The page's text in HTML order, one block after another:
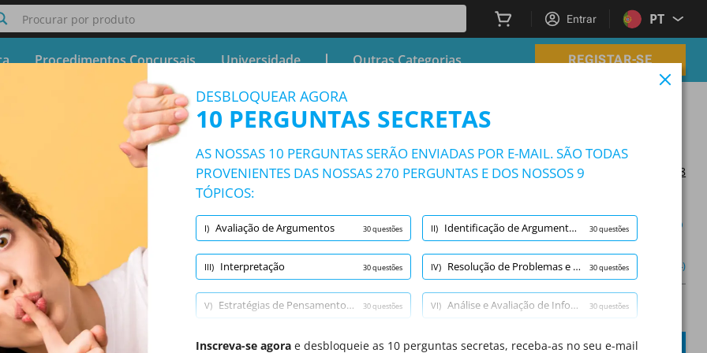
Procurar por produto Entrar PT
Procedimentos Concursais Universidade Outras Categorias REGISTAR-SE
Teste Watson-Glaser Test
Teste Gratuito - Simulador Watson-Glaser Test
10/270 Questões 9 tópicos e 270 perguntas Atualizado em 2024/06/18
Aleatório| 20 Minutos|70% Para ser aprovado Modo de estudo
Avaliação de Argumentos(1/30) Identificação de Argumentos Fortes e Fracos
(1/30) Outro (4)
Questão: /10
SUBMETER
DESBLOQUEAR AGORA
10 PERGUNTAS SECRETAS
AS NOSSAS 10 PERGUNTAS SERÃO ENVIADAS POR E-MAIL. SÃO TODAS
PROVENIENTES DAS NOSSAS 270 PERGUNTAS E DOS NOSSOS 9
TÓPICOS:
I) Avaliação de Argumentos 30 questões II) Identificação de Argumentos Fortes e Fracos 30 questões
III) Interpretação 30 questões IV) Resolução de Problemas e Tomada de Decisão 30 questões
V) Estratégias de Pensamento Crítico 30 questões VI) Análise e Avaliação de Informação 30 questões
VII) Dedução 30 questões VIII) Inferência 30 questões
Inscreva-se agora e desbloqueie as 10 perguntas secretas, receba-as no seu e-mail